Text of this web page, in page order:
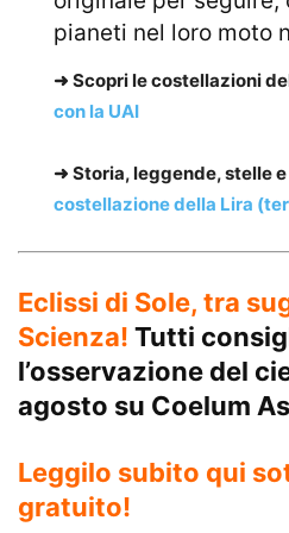
pianeti nel loro moto
➜ Scopri le costellazioni
con la UAI
➜ Storia, leggende, stelle
costellazione della Lira
Eclissi di Sole, tra
Scienza! Tutti
l’osservazione del
agosto su Coelum
Leggilo subito qui
gratuito!